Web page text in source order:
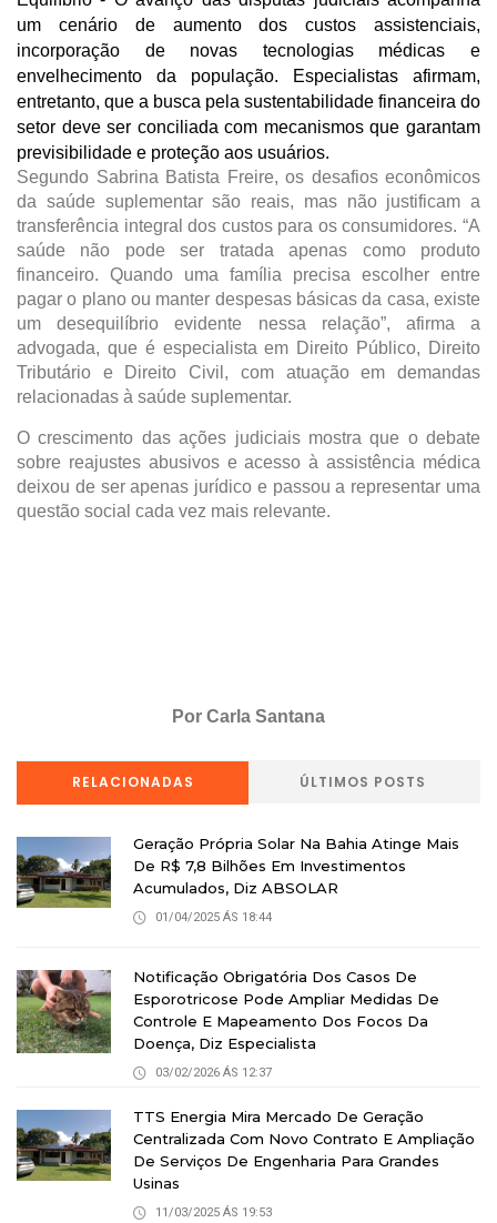
um cenário de aumento dos custos assistenciais,
incorporação de novas tecnologias médicas e
envelhecimento da população. Especialistas afirmam,
entretanto, que a busca pela sustentabilidade financeira do
setor deve ser conciliada com mecanismos que garantam
previsibilidade e proteção aos usuários.
Segundo Sabrina Batista Freire, os desafios econômicos
da saúde suplementar são reais, mas não justificam a
transferência integral dos custos para os consumidores. “A
saúde não pode ser tratada apenas como produto
financeiro. Quando uma família precisa escolher entre
pagar o plano ou manter despesas básicas da casa, existe
um desequilíbrio evidente nessa relação”, afirma a
advogada, que é especialista em Direito Público, Direito
Tributário e Direito Civil, com atuação em demandas
relacionadas à saúde suplementar.
O crescimento das ações judiciais mostra que o debate
sobre reajustes abusivos e acesso à assistência médica
deixou de ser apenas jurídico e passou a representar uma
questão social cada vez mais relevante.
Por Carla Santana
RELACIONADAS ÚLTIMOS POSTS
Geração Própria Solar Na Bahia Atinge Mais
De R$ 7,8 Bilhões Em Investimentos
Acumulados, Diz ABSOLAR
01/04/2025 ÁS 18:44
Notificação Obrigatória Dos Casos De
Esporotricose Pode Ampliar Medidas De
Controle E Mapeamento Dos Focos Da
Doença, Diz Especialista
03/02/2026 ÁS 12:37
TTS Energia Mira Mercado De Geração
Centralizada Com Novo Contrato E Ampliação
De Serviços De Engenharia Para Grandes
Usinas
11/03/2025 ÁS 19:53